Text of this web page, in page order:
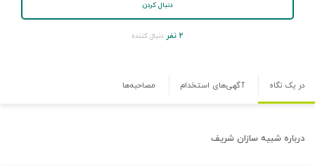
دنبال کردن
۲ نفر دنبال کننده
در یک نگاه آگهی‌های استخدام مصاحبه‌ها
درباره شبیه سازان شریف